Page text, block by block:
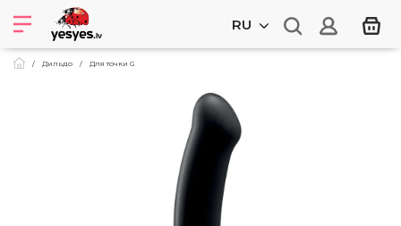
RU
Дильдо Для точки G